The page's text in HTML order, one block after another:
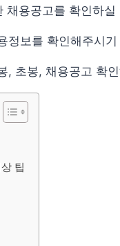
채용공고를 확인하
정보를 확인해주시
, 초봉, 채용공고 확
팁